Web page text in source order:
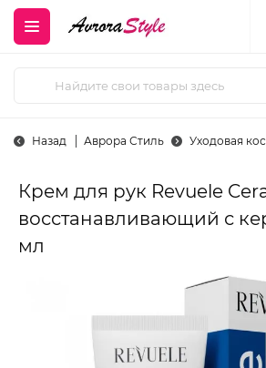
Назад Аврора Стиль Уходовая
Крем для рук Revuele
восстанавливающий с
мл